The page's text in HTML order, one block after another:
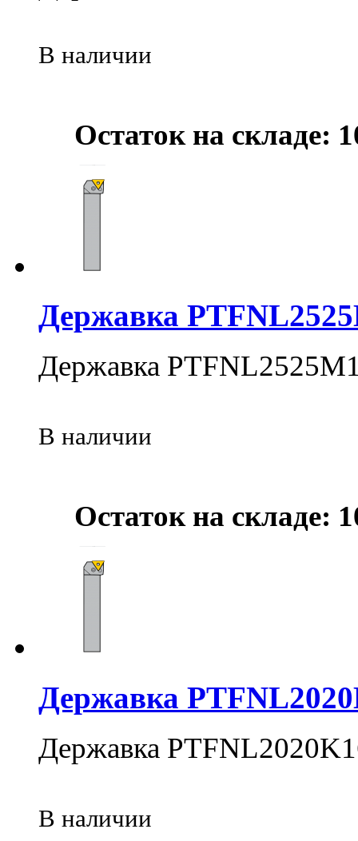
В наличии
Остаток на складе:
Державка
Державка
В наличии
Остаток на складе:
Державка
Державка
В наличии